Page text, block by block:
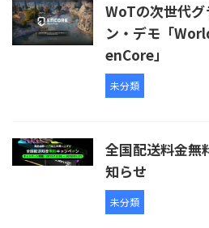
WoTの次世代
ン・デモ「
enCore」
未分類
全国配送料金無
知らせ
未分類